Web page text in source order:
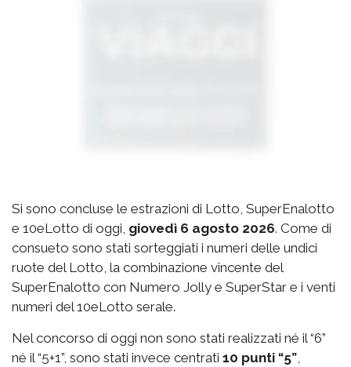
Si sono concluse le estrazioni di Lotto, SuperEnalotto
e 10eLotto di oggi, giovedì 6 agosto 2026. Come di
consueto sono stati sorteggiati i numeri delle undici
ruote del Lotto, la combinazione vincente del
SuperEnalotto con Numero Jolly e SuperStar e i venti
numeri del 10eLotto serale.
Nel concorso di oggi non sono stati realizzati né il “6”
né il “5+1”, sono stati invece centrati 10 punti “5”,